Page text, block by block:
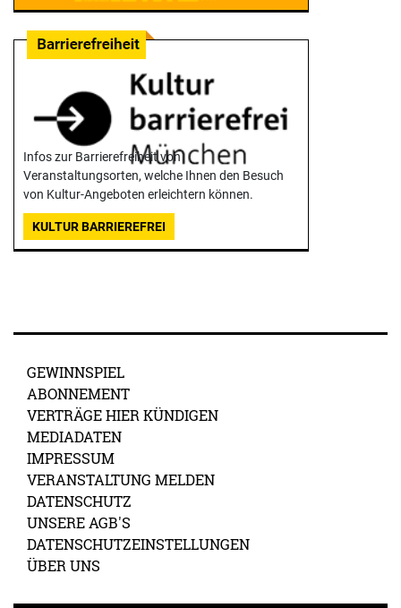
Infos zur Barrierefreiheit von
Veranstaltungsorten, welche Ihnen den Besuch
von Kultur-Angeboten erleichtern können.
KULTUR BARRIEREFREI
GEWINNSPIEL
ABONNEMENT
VERTRÄGE HIER KÜNDIGEN
MEDIADATEN
IMPRESSUM
VERANSTALTUNG MELDEN
DATENSCHUTZ
UNSERE AGB'S
DATENSCHUTZEINSTELLUNGEN
ÜBER UNS